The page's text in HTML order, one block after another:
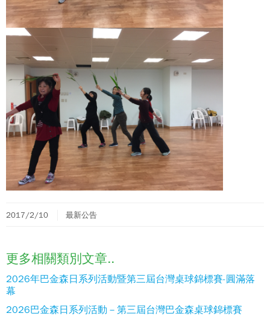
2017/2/10 最新公告
更多相關類別文章..
2026年巴金森日系列活動暨第三屆台灣桌球錦標賽-圓滿落
幕
2026巴金森日系列活動－第三屆台灣巴金森桌球錦標賽